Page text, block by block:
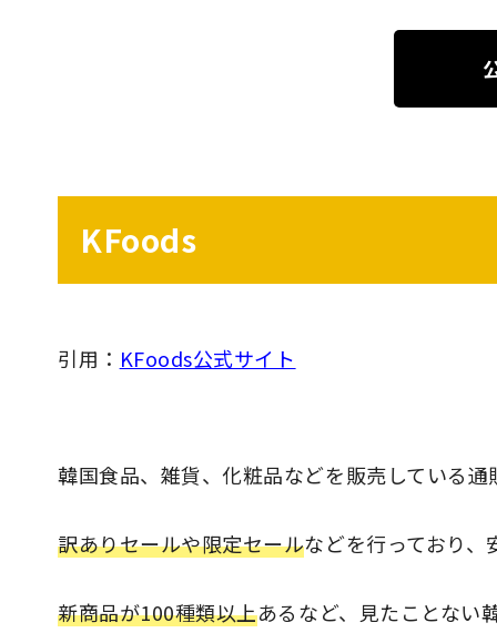
KFoods
引用： KFoods公式サイト
韓国食品、雑貨、化粧品などを販売している通
訳ありセールや限定セールなどを行っており、
新商品が100種類以上あるなど、見たことない